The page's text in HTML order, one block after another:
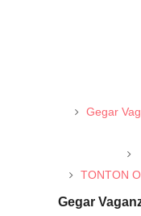
Gegar
TONTON
Gegar